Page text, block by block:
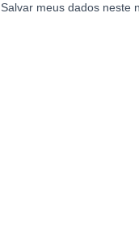
Salvar meus dados neste